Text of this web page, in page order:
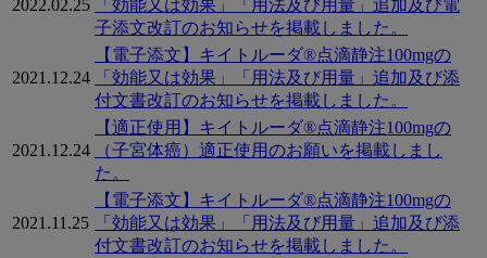
2022.02.25
「効能又は効果」「用法及び用量」追加及び電
子添文改訂のお知らせを掲載しました。
2021.12.24
【電子添文】キイトルーダ®点滴静注100mgの
「効能又は効果」「用法及び用量」追加及び添
付文書改訂のお知らせを掲載しました。
2021.12.24
【適正使用】キイトルーダ®点滴静注100mgの
（子宮体癌）適正使用のお願いを掲載しまし
た。
2021.11.25
【電子添文】キイトルーダ®点滴静注100mgの
「効能又は効果」「用法及び用量」追加及び添
付文書改訂のお知らせを掲載しました。